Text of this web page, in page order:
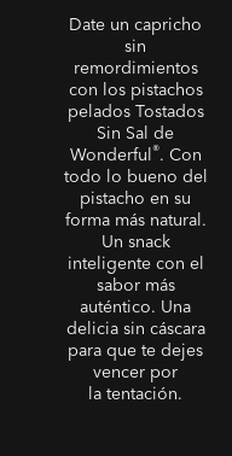
Date un capricho
sin
remordimientos
con los pistachos
pelados Tostados
Sin Sal de
Wonderful®. Con
todo lo bueno del
pistacho en su
forma más natural.
Un snack
inteligente con el
sabor más
auténtico. Una
delicia sin cáscara
para que te dejes
vencer por
la tentación.